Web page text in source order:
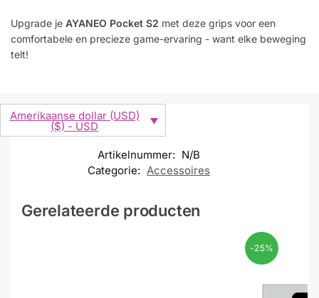
Upgrade je AYANEO Pocket S2 met deze grips voor een
comfortabele en precieze game-ervaring - want elke beweging
telt!
Amerikaanse dollar (USD)
($) - USD
Artikelnummer: N/B
Categorie: Accessoires
Gerelateerde producten
-25%